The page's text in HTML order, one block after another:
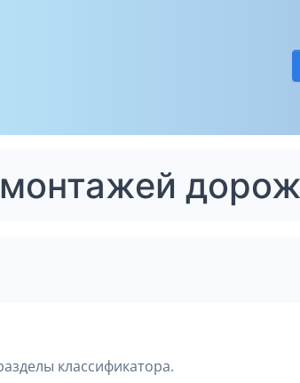
монтажей
классификатора.